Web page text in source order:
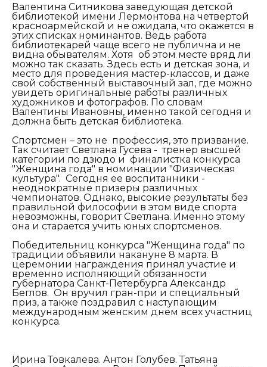
Валентина Ситникова заведующая детской
библиотекой имени Лермонтова на четвертой
красноармейской и не ожидала, что окажется в
этих списках номинантов. Ведь работа
библиотекарей чаще всего не публична и не
видна обывателям. Хотя об этом месте вряд ли
можно так сказать. Здесь есть и детская зона, и
место для проведения мастер-классов, и даже
свой собственный выставочный зал, где можно
увидеть оригинальные работы различных
художников и фотографов. По словам
Валентины Ивановны, именно такой сегодня и
должна быть детская библиотека.
Спортсмен – это не профессия, это призвание.
Так считает Светлана Гусева - тренер высшей
категории по дзюдо и финалистка конкурса
"Женщина года" в номинации "Физическая
культура". Сегодня ее воспитанники -
неоднократные призеры различных
чемпионатов. Однако, высокие результаты без
правильной философии в этом виде спорта
невозможны, говорит Светлана. Именно этому
она и старается учить юных спортсменов.
Победительниц конкурса "Женщина года" по
традиции объявили накануне 8 марта. В
церемонии награждения принял участие и
временно исполняющий обязанности
губернатора Санкт-Петербурга Александр
Беглов. Он вручил гран-при и специальный
приз, а также поздравил с наступающим
международным женским днем всех участниц
конкурса.
Ирина Товкалева. Антон Голубев. Татьяна